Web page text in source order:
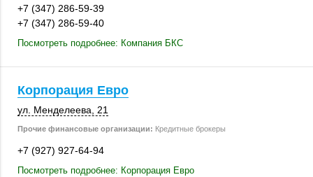
+7 (347) 286-59-39
+7 (347) 286-59-40
Посмотреть подробнее: Компания БКС
Корпорация Евро
ул. Менделеева, 21
Прочие финансовые организации: Кредитные брокеры
+7 (927) 927-64-94
Посмотреть подробнее: Корпорация Евро